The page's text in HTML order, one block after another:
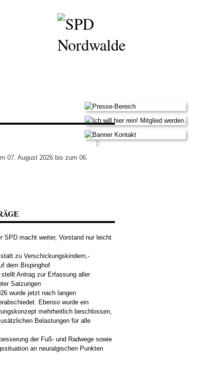
07. August 2026 bis zum 06.
SPD macht weiter, Vorstand nur leicht
zu Verschickungskindern,-
dem Bispinghof
Antrag zur Erfassung aller
Satzungen
wurde jetzt nach langen
Ebenso wurde ein
mehrheitlich beschlossen,
Belastungen für alle
der Fuß- und Radwege sowie
an neuralgischen Punkten